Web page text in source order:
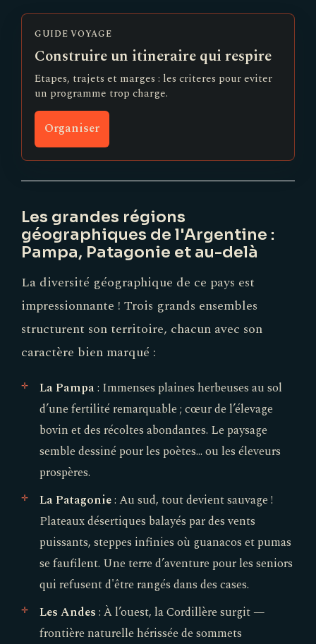
GUIDE VOYAGE
Construire un itineraire qui respire
Etapes, trajets et marges : les criteres pour eviter
un programme trop charge.
Organiser
Les grandes régions
géographiques de l'Argentine :
Pampa, Patagonie et au-delà
La diversité géographique de ce pays est
impressionnante ! Trois grands ensembles
structurent son territoire, chacun avec son
caractère bien marqué :
La Pampa: Immenses plaines herbeuses au sol
d’une fertilité remarquable ; cœur de l’élevage
bovin et des récoltes abondantes. Le paysage
semble dessiné pour les poètes... ou les éleveurs
prospères.
La Patagonie: Au sud, tout devient sauvage !
Plateaux désertiques balayés par des vents
puissants, steppes infinies où guanacos et pumas
se faufilent. Une terre d’aventure pour les seniors
qui refusent d'être rangés dans des cases.
Les Andes : À l’ouest, la Cordillère surgit —
frontière naturelle hérissée de sommets